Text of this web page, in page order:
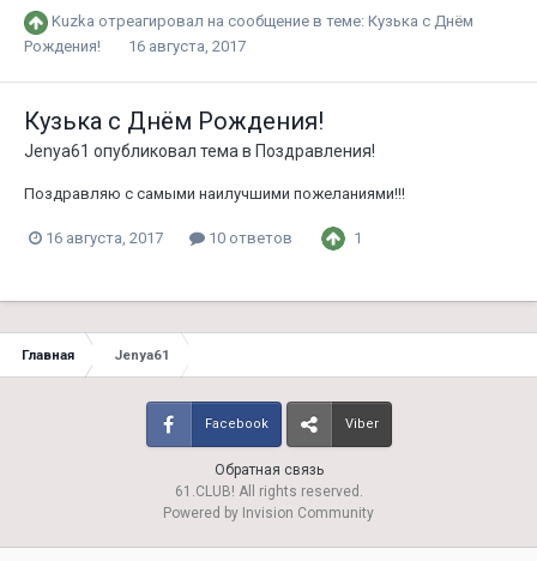
Kuzka отреагировал на сообщение в теме: Кузька с Днём
Рождения!
16 августа, 2017
Кузька с Днём Рождения!
Jenya61 опубликовал тема в Поздравления!
Поздравляю с самыми наилучшими пожеланиями!!!
16 августа, 2017 10 ответов 1
Главная Jenya61
Обратная связь
Facebook Viber
61.CLUB! All rights reserved.
Powered by Invision Community